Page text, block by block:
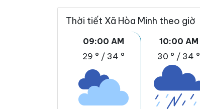
Thời tiết Xã Hòa Minh theo giờ
09:00 AM
29 ° / 34 °
10:00 AM
30 ° / 34 °